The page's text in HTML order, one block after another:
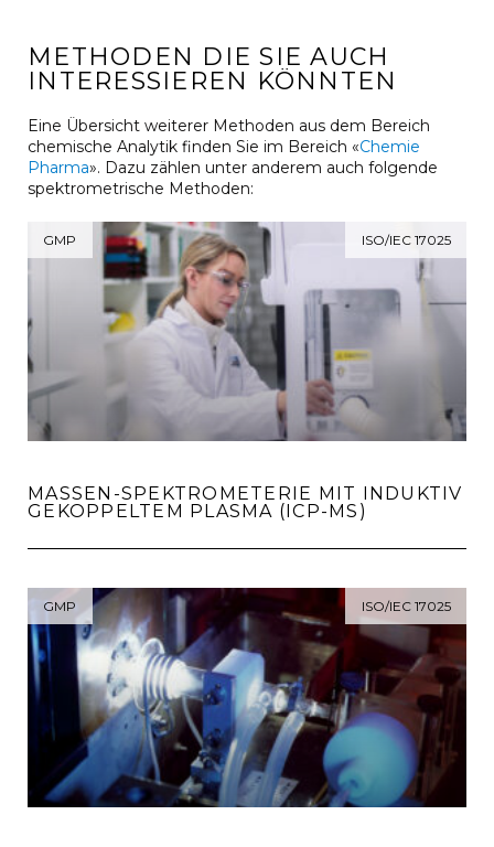
METHODEN DIE SIE AUCH
INTERESSIEREN KÖNNTEN
Eine Übersicht weiterer Methoden aus dem Bereich
chemische Analytik finden Sie im Bereich «Chemie
Pharma». Dazu zählen unter anderem auch folgende
spektrometrische Methoden:
GMP ISO/IEC 17025
MASSEN-SPEKTROMETERIE MIT INDUKTIV
GEKOPPELTEM PLASMA (ICP-MS)
GMP ISO/IEC 17025